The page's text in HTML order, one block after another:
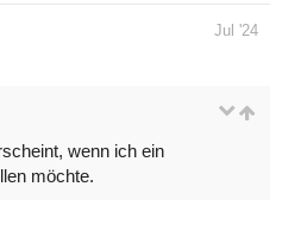
Jul '24
wenn ich ein
möchte.